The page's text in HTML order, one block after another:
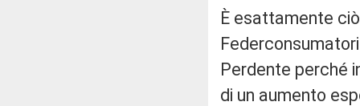
È esattamente
Perdente perché
di un aumento